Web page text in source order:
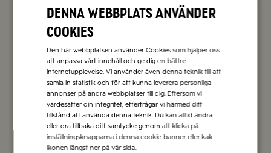
till en grönsaksbuljongtärning samt ett extra paket
svarta bönor, då jag varit för frikostig med vätskan.
2,5 dl rödvin! Jättegott!
SVARA
Verkligen jättegott! Barnen åt som bara den ❤️👍
SVARA
Denna webbplats använder
cookies
Den här webbplatsen använder Cookies som hjälper oss
att anpassa vårt innehåll och ge dig en bättre
internetupplevelse. Vi använder även denna teknik till att
samla in statistik och för att kunna leverera personliga
annonser på andra webbplatser till dig. Eftersom vi
värdesätter din integritet, efterfrågar vi härmed ditt
tillstånd att använda denna teknik. Du kan alltid ändra
eller dra tillbaka ditt samtycke genom att klicka på
inställningsknapparna i denna cookie-banner eller kak-
ikonen längst ner på vår sida.